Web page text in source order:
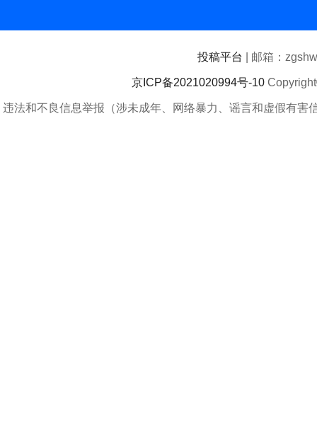
投稿平台 | 邮箱：
京ICP备2021020994号-10
违法和不良信息举报（涉未成年、网络暴力、谣言和虚假有